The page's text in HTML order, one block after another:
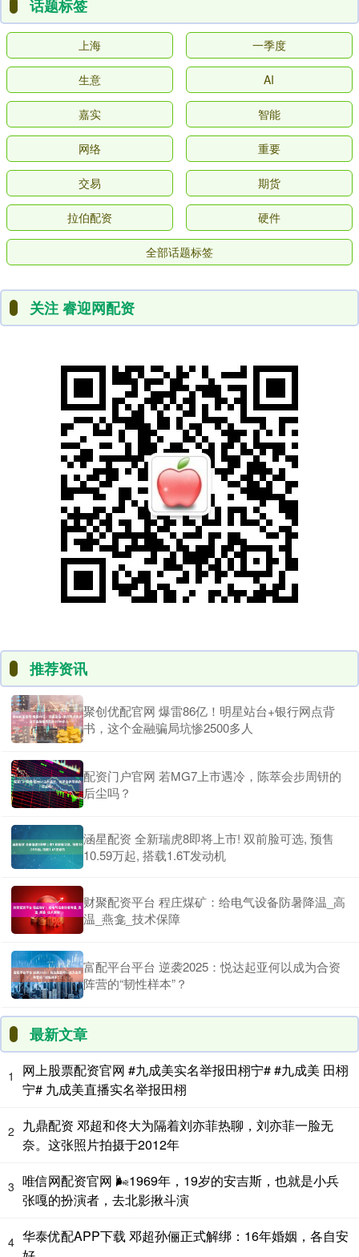
话题标签
上海 一季度
生意 AI
嘉实 智能
网络 重要
交易 期货
拉伯配资 硬件
全部话题标签
关注 睿迎网配资
推荐资讯
聚创优配官网 爆雷86亿！明星站台+银行网点背
书，这个金融骗局坑惨2500多人
配资门户官网 若MG7上市遇冷，陈萃会步周钘的
后尘吗？
涵星配资 全新瑞虎8即将上市! 双前脸可选, 预售
10.59万起, 搭载1.6T发动机
财聚配资平台 程庄煤矿：给电气设备防暑降温_高
温_燕龛_技术保障
富配平台平台 逆袭2025：悦达起亚何以成为合资
阵营的“韧性样本”？
最新文章
1
网上股票配资官网 #九成美实名举报田栩宁# #九成美 田栩
宁# 九成美直播实名举报田栩
2 九鼎配资 邓超和佟大为隔着刘亦菲热聊，刘亦菲一脸无
奈。这张照片拍摄于2012年
3 唯信网配资官网 🌬1969年，19岁的安吉斯，也就是小兵
张嘎的扮演者，去北影揪斗演
4 华泰优配APP下载 邓超孙俪正式解绑：16年婚姻，各自安